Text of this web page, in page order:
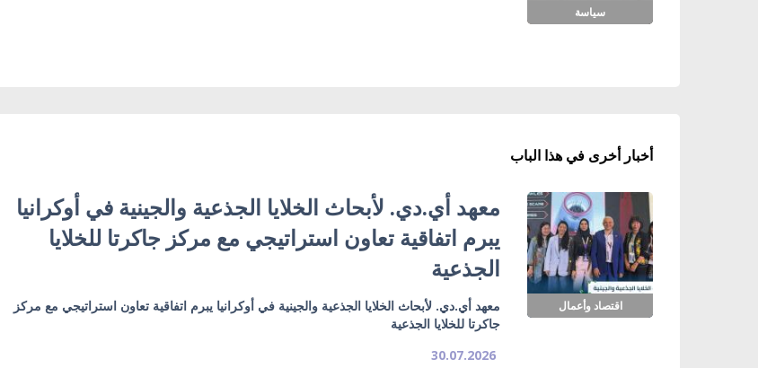
سياسة
أخبار أخرى في هذا الباب
اقتصاد وأعمال
معهد أي.دي. لأبحاث الخلايا الجذعية والجينية في أوكرانيا
يبرم اتفاقية تعاون استراتيجي مع مركز جاكرتا للخلايا
الجذعية
معهد أي.دي. لأبحاث الخلايا الجذعية والجينية في أوكرانيا يبرم اتفاقية تعاون استراتيجي مع مركز
جاكرتا للخلايا الجذعية
30.07.2026